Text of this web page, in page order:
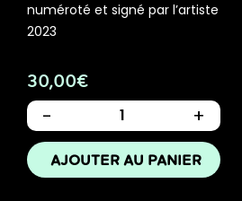
numéroté et signé par l’artiste
2023
30,00€
- +
AJOUTER AU PANIER